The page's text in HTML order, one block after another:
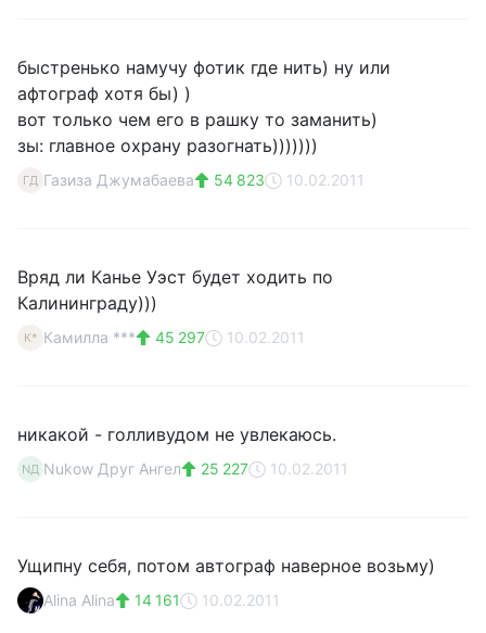
быстренько намучу фотик где нить) ну или
афтограф хотя бы) )
вот только чем его в рашку то заманить)
зы: главное охрану разогнать)))))))
ГД Газиза Джумабаева 54 823 10.02.2011
Вряд ли Канье Уэст будет ходить по
Калининграду)))
К* Камилла *** 45 297 10.02.2011
никакой - голливудом не увлекаюсь.
NД Nukow Друг Ангел 25 227 10.02.2011
Ущипну себя, потом автограф наверное возьму)
Alina Alina 14 161 10.02.2011